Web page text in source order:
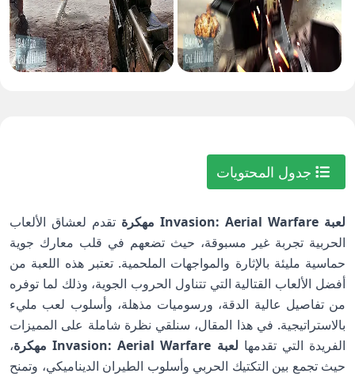
جدول المحتويات
لعبة Invasion: Aerial Warfare مهكرة
تقدم لعشاق الألعاب
الحربية تجربة غير مسبوقة، حيث تضعهم في قلب معارك جوية
حماسية مليئة بالإثارة والمواجهات الملحمية. تعتبر هذه اللعبة من
أفضل الألعاب القتالية التي تتناول الحروب الجوية، وذلك لما توفره
من تفاصيل عالية الدقة، ورسوميات مذهلة، وأسلوب لعب مليء
بالاستراتيجية. في هذا المقال، سنلقي نظرة شاملة على المميزات
الفريدة التي تقدمها لعبة Invasion: Aerial Warfare مهكرة
،
حيث تجمع بين التكتيك الحربي وأسلوب الطيران الديناميكي، وتمنح